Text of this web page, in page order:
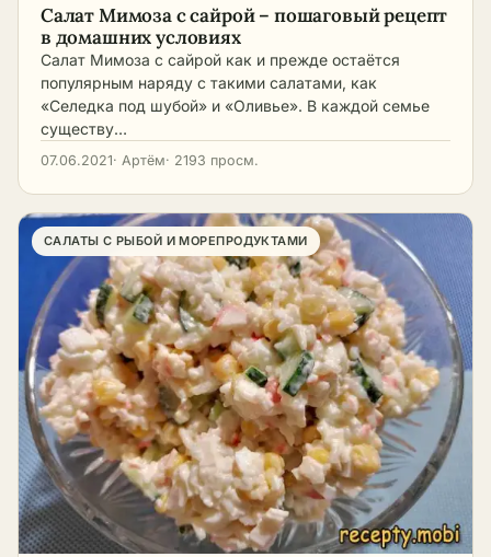
Салат Мимоза с сайрой – пошаговый рецепт
в домашних условиях
Салат Мимоза с сайрой как и прежде остаётся
популярным наряду с такими салатами, как
«Селедка под шубой» и «Оливье». В каждой семье
существу…
07.06.2021· Артём· 2193 просм.
САЛАТЫ С РЫБОЙ И МОРЕПРОДУКТАМИ